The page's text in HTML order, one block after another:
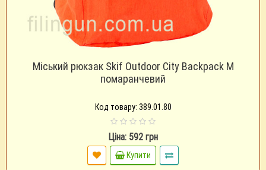
Міський рюкзак Skif Outdoor City Backpack M
помаранчевий
Код товару: 389.01.80
Ціна: 592 грн
Купити